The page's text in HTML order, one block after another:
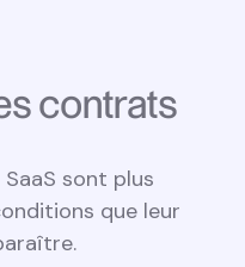
contrats
sont plus
que leur